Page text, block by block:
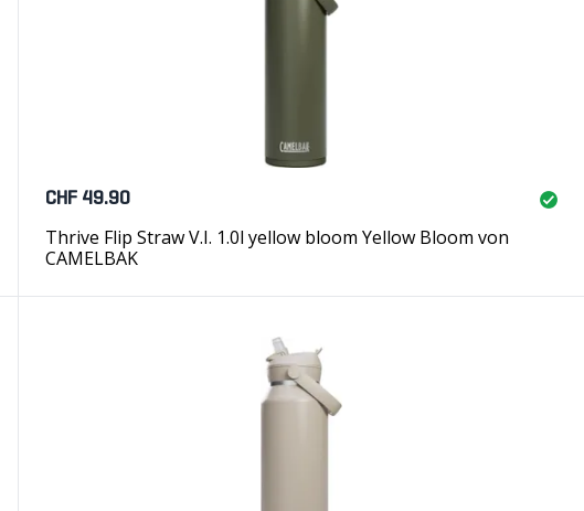
CHF 49.90
Thrive Flip Straw V.I. 1.0l yellow bloom Yellow Bloom von
CAMELBAK